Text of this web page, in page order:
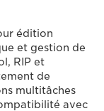
édition
et gestion de
RIP et
de
multitâches
avec